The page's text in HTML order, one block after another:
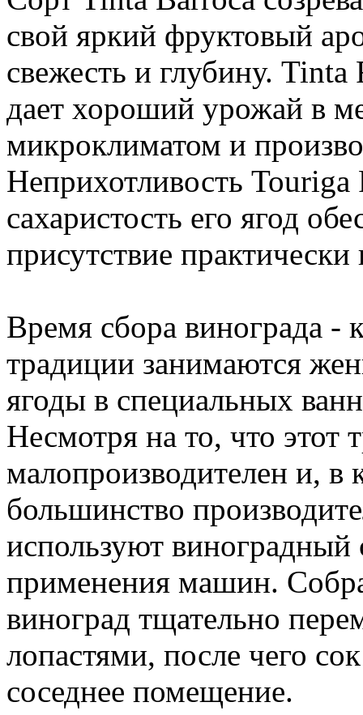
свой яркий фруктовый
свежесть и глубину.
дает хороший урожай в
микроклиматом и
Неприхотливость Touriga
сахаристость его ягод
присутствие
Время сбора винограда -
традиции занимаются
ягоды в специальных
Несмотря на то, что этот
малопроизводителен и, в
большинство
используют виноградный
применения машин.
виноград тщательно
лопастями, после чего
соседнее помещение.